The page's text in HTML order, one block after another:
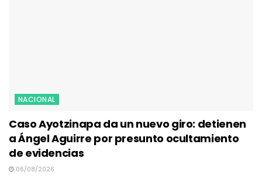
NACIONAL
Caso Ayotzinapa da un nuevo giro: detienen
a Ángel Aguirre por presunto ocultamiento
de evidencias
06/08/2026